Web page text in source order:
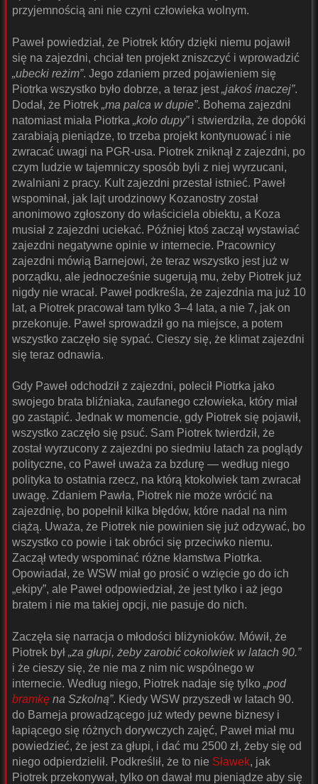
przyjemnością ani nie czyni człowieka wolnym.
Paweł powiedział, że Piotrek który dzięki niemu pojawił
się na zajezdni, chciał ten projekt zniszczyć i wprowadzić
„ubecki reżim”. Jego zdaniem przed pojawieniem się
Piotrka wszystko było dobrze, a teraz jest„jakoś inaczej”.
Dodał, że Piotrek „ma palca w dupie”. Bohema zajezdni
natomiast miała Piotrka „koło dupy”i stwierdziła, że dopóki
zarabiają pieniądze, to trzeba projekt kontynuować i nie
zwracać uwagi na PGR-usa. Piotrek zniknął z zajezdni, po
czym ludzie w tajemniczy sposób byli z niej wyrzucani,
zwalniani z pracy. Kult zajezdni przestał istnieć. Paweł
wspominał, jak lajt urodzinowy Kozanostry został
anonimowo zgłoszony do właściciela obiektu, a Koza
musiał z zajezdni uciekać. Później ktoś zaczął wystawiać
zajezdni negatywne opinie w internecie. Pracownicy
zajezdni mówią Barnejowi, że teraz wszystko jest już w
porządku, ale jednocześnie sugerują mu, żeby Piotrek już
nigdy nie wracał. Paweł podkreśla, że zajezdnia ma już 10
lat, a Piotrek pracował tam tylko 3–4 lata, a nie 7, jak on
przekonuje. Paweł sprowadził go na miejsce, a potem
wszystko zaczęło się sypać. Cieszy się, że klimat zajezdni
się teraz odnawia.
Gdy Paweł odchodził z zajezdni, polecił Piotrka jako
swojego brata bliźniaka, zaufanego człowieka, który miał
go zastąpić. Jednak w momencie, gdy Piotrek się pojawił,
wszystko zaczęło się psuć. Sam Piotrek twierdził, że
został wyrzucony z zajezdni po siedmiu latach za poglądy
polityczne, co Paweł uważa za bzdurę — według niego
polityka to ostatnia rzecz, na którą ktokolwiek tam zwracał
uwagę. Zdaniem Pawła, Piotrek nie może wrócić na
zajezdnię, bo popełnił kilka błędów, które nadal na nim
ciążą. Uważa, że Piotrek nie powinien się już odzywać, bo
wszystko co powie i tak obróci się przeciwko niemu.
Zaczął wtedy wspominać różne kłamstwa Piotrka.
Opowiadał, że WSW miał go prosić o wzięcie go do ich
„ekipy”, ale Paweł odpowiedział, że jest tylko i aż jego
bratem i nie ma takiej opcji, nie pasuje do nich.
Zaczęła się narracja o młodości bliżynioków. Mówił, że
Piotrek był „za głupi, żeby zarobić cokolwiek w latach 90.”
i że cieszy się, że nie ma z nim nic wspólnego w
internecie. Według niego, Piotrek nadaje się tylko „pod
bramkę na Szkolną”. Kiedy WSW przyszedł w latach 90.
do Barneja prowadzącego już wtedy pewne biznesy i
łapiącego się różnych dorywczych zajęć, Paweł miał mu
powiedzieć, że jest za głupi, i dać mu 2500 zł, żeby się od
niego odpierdzielił. Podkreślił, że to nie Sławek, jak
Piotrek przekonywał, tylko on dawał mu pieniądze aby się